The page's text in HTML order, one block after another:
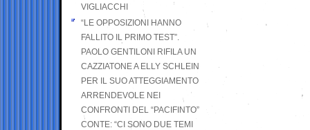
VIGLIACCHI
“LE OPPOSIZIONI HANNO
FALLITO IL PRIMO TEST”.
PAOLO GENTILONI RIFILA UN
CAZZIATONE A ELLY SCHLEIN
PER IL SUO ATTEGGIAMENTO
ARRENDEVOLE NEI
CONFRONTI DEL “PACIFINTO”
CONTE: “CI SONO DUE TEMI